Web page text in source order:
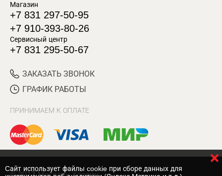
Магазин
+7 831 297-50-95
+7 910-393-80-26
Сервисный центр
+7 831 295-50-67
ЗАКАЗАТЬ ЗВОНОК
ГРАФИК РАБОТЫ
ПРИНИМАЕМ К ОПЛАТЕ
Cайт использует файлы cookie при сборе данных для